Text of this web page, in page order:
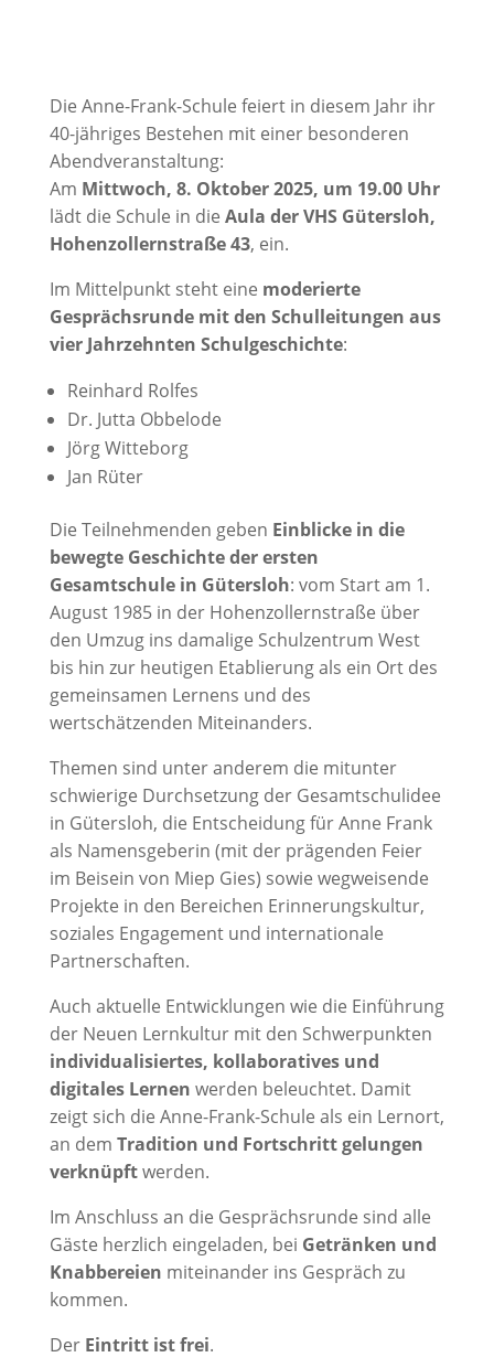
Die Anne-Frank-Schule feiert in diesem Jahr ihr
40-jähriges Bestehen mit einer besonderen
Abendveranstaltung:
Am Mittwoch, 8. Oktober 2025, um 19.00 Uhr
lädt die Schule in die Aula der VHS Gütersloh,
Hohenzollernstraße 43, ein.
Im Mittelpunkt steht eine moderierte
Gesprächsrunde mit den Schulleitungen aus
vier Jahrzehnten Schulgeschichte:
Reinhard Rolfes
Dr. Jutta Obbelode
Jörg Witteborg
Jan Rüter
Die Teilnehmenden geben Einblicke in die
bewegte Geschichte der ersten
Gesamtschule in Gütersloh: vom Start am 1.
August 1985 in der Hohenzollernstraße über
den Umzug ins damalige Schulzentrum West
bis hin zur heutigen Etablierung als ein Ort des
gemeinsamen Lernens und des
wertschätzenden Miteinanders.
Themen sind unter anderem die mitunter
schwierige Durchsetzung der Gesamtschulidee
in Gütersloh, die Entscheidung für Anne Frank
als Namensgeberin (mit der prägenden Feier
im Beisein von Miep Gies) sowie wegweisende
Projekte in den Bereichen Erinnerungskultur,
soziales Engagement und internationale
Partnerschaften.
Auch aktuelle Entwicklungen wie die Einführung
der Neuen Lernkultur mit den Schwerpunkten
individualisiertes, kollaboratives und
digitales Lernen werden beleuchtet. Damit
zeigt sich die Anne-Frank-Schule als ein Lernort,
an dem Tradition und Fortschritt gelungen
verknüpftwerden.
Im Anschluss an die Gesprächsrunde sind alle
Gäste herzlich eingeladen, bei Getränken und
Knabbereien miteinander ins Gespräch zu
kommen.
Der Eintritt ist frei.